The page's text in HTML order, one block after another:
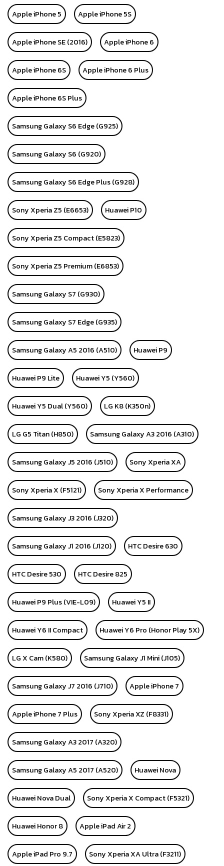
Apple iPhone 5 Apple iPhone 5S
Apple iPhone SE (2016) Apple iPhone 6
Apple iPhone 6S Apple iPhone 6 Plus
Apple iPhone 6S Plus
Samsung Galaxy S6 Edge (G925)
Samsung Galaxy S6 (G920)
Samsung Galaxy S6 Edge Plus (G928)
Sony Xperia Z5 (E6653) Huawei P10
Sony Xperia Z5 Compact (E5823)
Sony Xperia Z5 Premium (E6853)
Samsung Galaxy S7 (G930)
Samsung Galaxy S7 Edge (G935)
Samsung Galaxy A5 2016 (A510) Huawei P9
Huawei P9 Lite Huawei Y5 (Y560)
Huawei Y5 Dual (Y560) LG K8 (K350n)
LG G5 Titan (H850) Samsung Galaxy A3 2016 (A310)
Samsung Galaxy J5 2016 (J510) Sony Xperia XA
Sony Xperia X (F5121) Sony Xperia X Performance
Samsung Galaxy J3 2016 (J320)
Samsung Galaxy J1 2016 (J120) HTC Desire 630
HTC Desire 530 HTC Desire 825
Huawei P9 Plus (VIE-L09) Huawei Y5 II
Huawei Y6 II Compact Huawei Y6 Pro (Honor Play 5X)
LG X Cam (K580) Samsung Galaxy J1 Mini (J105)
Samsung Galaxy J7 2016 (J710) Apple iPhone 7
Apple iPhone 7 Plus Sony Xperia XZ (F8331)
Samsung Galaxy A3 2017 (A320)
Samsung Galaxy A5 2017 (A520) Huawei Nova
Huawei Nova Dual Sony Xperia X Compact (F5321)
Huawei Honor 8 Apple iPad Air 2
Apple iPad Pro 9.7 Sony Xperia XA Ultra (F3211)